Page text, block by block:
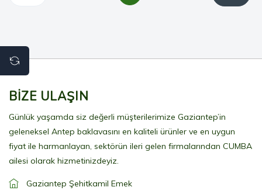
BİZE ULAŞIN
Günlük yaşamda siz değerli müşterilerimize Gaziantep’in
geleneksel Antep baklavasını en kaliteli ürünler ve en uygun
fiyat ile harmanlayan, sektörün ileri gelen firmalarından CUMBA
ailesi olarak hizmetinizdeyiz.
Gaziantep Şehitkamil Emek